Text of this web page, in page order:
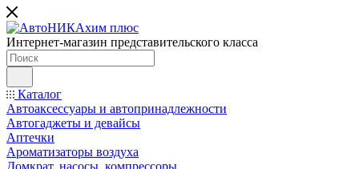
Интернет-магазин представительского класса
Каталог
Автоаксессуары и автопринадлежности
Автогаджеты и девайсы
Аптечки
Ароматизаторы воздуха
Домкрат, насосы, компрессоры